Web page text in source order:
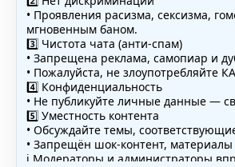
• Проявления расизма, сексизма,
мгновенным баном.
3️⃣ Чистота чата (анти-спам)
• Запрещена реклама, самопиар и
• Пожалуйста, не злоупотребляйте
4️⃣ Конфиденциальность
• Не публикуйте личные данные —
5️⃣ Уместность контента
• Обсуждайте темы,
• Запрещён шок-контент,
ℹ️ Модераторы и администраторы